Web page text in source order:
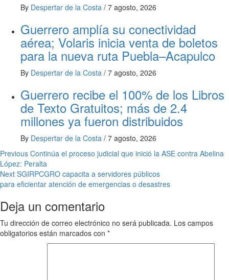
By Despertar de la Costa / 7 agosto, 2026
Guerrero amplía su conectividad
aérea; Volaris inicia venta de boletos
para la nueva ruta Puebla–Acapulco
By Despertar de la Costa / 7 agosto, 2026
Guerrero recibe el 100% de los Libros
de Texto Gratuitos; más de 2.4
millones ya fueron distribuidos
By Despertar de la Costa / 7 agosto, 2026
Post
navigation
Previous Continúa el proceso judicial que inició la ASE contra Abelina
López: Peralta
Next SGIRPCGRO capacita a servidores públicos
para eficientar atención de emergencias o desastres
Deja un comentario
Tu dirección de correo electrónico no será publicada. Los campos
obligatorios están marcados con *